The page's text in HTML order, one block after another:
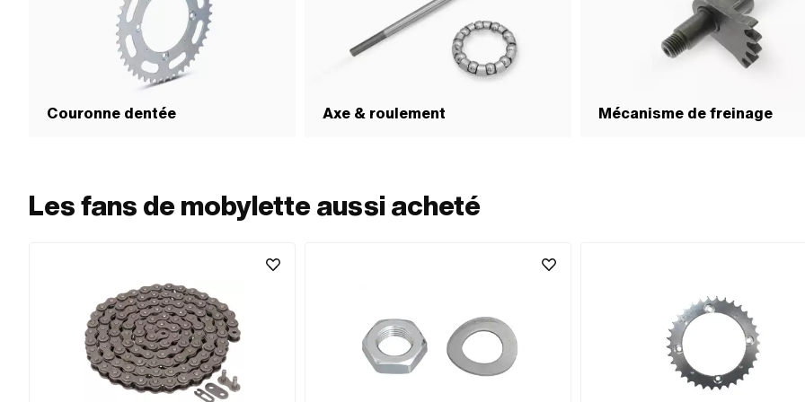
Couronne dentée Axe & roulement Mécanisme de freinage
Les fans de mobylette aussi acheté